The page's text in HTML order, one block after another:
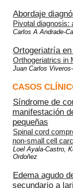
Abordaje
Pivotal diagnosis:
Carlos A Andrade-
Ortogeriatría
Orthogeriatrics in
Juan Carlos
CASOS
Síndrome de
manifestación
pequeñas
Spinal cord
non-small cell
Loel Ayala-Castro,
Ordoñez
Edema agudo
secundario a